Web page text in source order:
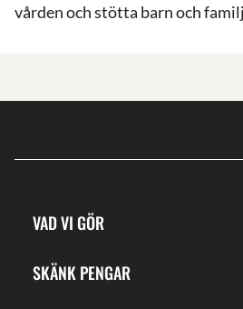
vården och stötta barn och
VAD VI GÖR
SKÄNK PENGAR